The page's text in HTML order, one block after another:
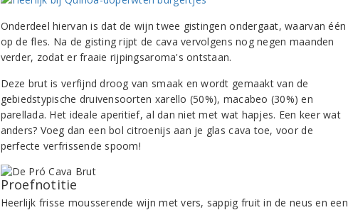
Onderdeel hiervan is dat de wijn twee gistingen ondergaat, waarvan één
op de fles. Na de gisting rijpt de cava vervolgens nog negen maanden
verder, zodat er fraaie rijpingsaroma's ontstaan.
Deze brut is verfijnd droog van smaak en wordt gemaakt van de
gebiedstypische druivensoorten xarello (50%), macabeo (30%) en
parellada. Het ideale aperitief, al dan niet met wat hapjes. Een keer wat
anders? Voeg dan een bol citroenijs aan je glas cava toe, voor de
perfecte verfrissende spoom!
Proefnotitie
Heerlijk frisse mousserende wijn met vers, sappig fruit in de neus en een